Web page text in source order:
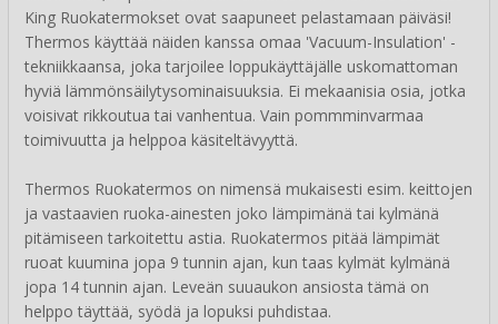
King Ruokatermokset ovat saapuneet pelastamaan päiväsi!
Thermos käyttää näiden kanssa omaa 'Vacuum-Insulation' -
tekniikkaansa, joka tarjoilee loppukäyttäjälle uskomattoman
hyviä lämmönsäilytysominaisuuksia. Ei mekaanisia osia, jotka
voisivat rikkoutua tai vanhentua. Vain pommminvarmaa
toimivuutta ja helppoa käsiteltävyyttä.
Thermos Ruokatermos on nimensä mukaisesti esim. keittojen
ja vastaavien ruoka-ainesten joko lämpimänä tai kylmänä
pitämiseen tarkoitettu astia. Ruokatermos pitää lämpimät
ruoat kuumina jopa 9 tunnin ajan, kun taas kylmät kylmänä
jopa 14 tunnin ajan. Leveän suuaukon ansiosta tämä on
helppo täyttää, syödä ja lopuksi puhdistaa.